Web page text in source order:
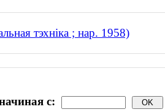
тэхніка ; нар. 1958)
с: